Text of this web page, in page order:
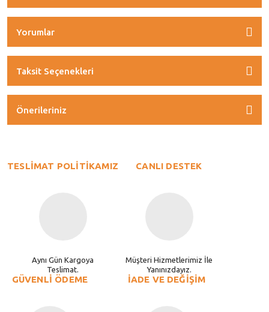
Yorumlar
Taksit Seçenekleri
Önerileriniz
TESLİMAT POLİTİKAMIZ
Aynı Gün Kargoya
Teslimat.
CANLI DESTEK
Müşteri Hizmetlerimiz İle
Yanınızdayız.
GÜVENLİ ÖDEME İADE VE DEĞİŞİM